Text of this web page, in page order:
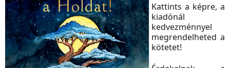
Kattints a képre, a
kiadónál
kedvezménnyel
megrendelheted a
kötetet!